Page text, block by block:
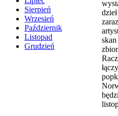
Sierpień
Wrzesień
Październik
Listopad
Grudzień